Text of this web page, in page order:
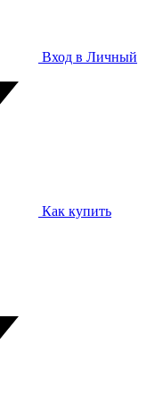
Вход в Личный
Как купить